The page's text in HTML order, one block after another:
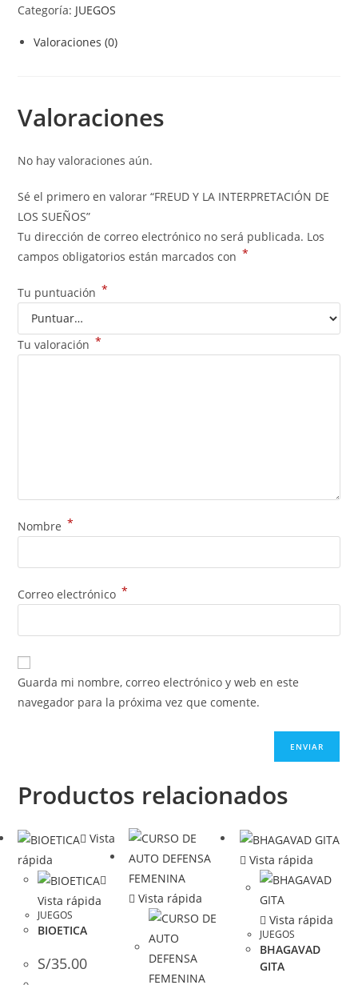
Categoría: JUEGOS
Valoraciones (0)
Valoraciones
No hay valoraciones aún.
Sé el primero en valorar “FREUD Y LA INTERPRETACIÓN DE
LOS SUEÑOS”
Tu dirección de correo electrónico no será publicada. Los
campos obligatorios están marcados con *
Tu puntuación *
Tu valoración *
Nombre *
Correo electrónico *
Guarda mi nombre, correo electrónico y web en este
navegador para la próxima vez que comente.
Productos relacionados
Vista
rápida
Vista rápida
JUEGOS
BIOETICA
S/35.00
Vista rápida
Vista rápida
Vista rápida
JUEGOS
BHAGAVAD
GITA